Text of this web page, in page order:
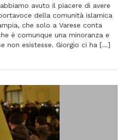
avuto il piacere di avere
della comunità islamica
che solo a Varese conta
è comunque una minoranza e
non esistesse. Giorgio ci ha […]